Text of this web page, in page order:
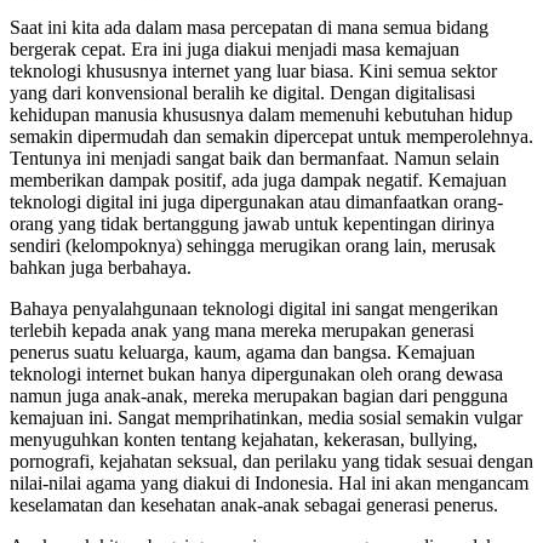
Saat ini kita ada dalam masa percepatan di mana semua bidang
bergerak cepat. Era ini juga diakui menjadi masa kemajuan
teknologi khususnya internet yang luar biasa. Kini semua sektor
yang dari konvensional beralih ke digital. Dengan digitalisasi
kehidupan manusia khususnya dalam memenuhi kebutuhan hidup
semakin dipermudah dan semakin dipercepat untuk memperolehnya.
Tentunya ini menjadi sangat baik dan bermanfaat. Namun selain
memberikan dampak positif, ada juga dampak negatif. Kemajuan
teknologi digital ini juga dipergunakan atau dimanfaatkan orang-
orang yang tidak bertanggung jawab untuk kepentingan dirinya
sendiri (kelompoknya) sehingga merugikan orang lain, merusak
bahkan juga berbahaya.
Bahaya penyalahgunaan teknologi digital ini sangat mengerikan
terlebih kepada anak yang mana mereka merupakan generasi
penerus suatu keluarga, kaum, agama dan bangsa. Kemajuan
teknologi internet bukan hanya dipergunakan oleh orang dewasa
namun juga anak-anak, mereka merupakan bagian dari pengguna
kemajuan ini. Sangat memprihatinkan, media sosial semakin vulgar
menyuguhkan konten tentang kejahatan, kekerasan, bullying,
pornografi, kejahatan seksual, dan perilaku yang tidak sesuai dengan
nilai-nilai agama yang diakui di Indonesia. Hal ini akan mengancam
keselamatan dan kesehatan anak-anak sebagai generasi penerus.